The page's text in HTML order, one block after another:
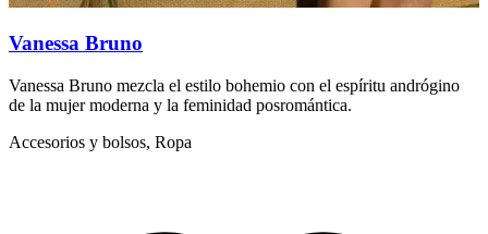
Vanessa Bruno
Vanessa Bruno mezcla el estilo bohemio con el espíritu andrógino
de la mujer moderna y la feminidad posromántica.
Accesorios y bolsos, Ropa